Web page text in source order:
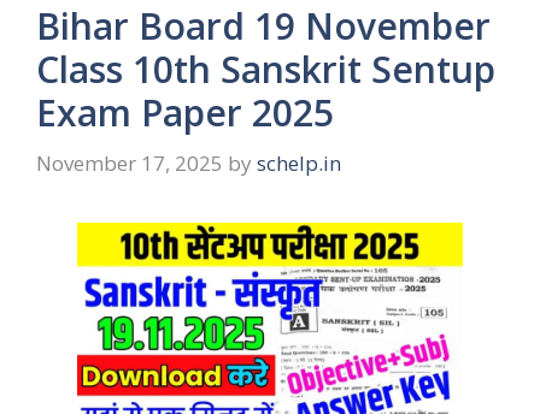
Bihar Board 19 November
Class 10th Sanskrit Sentup
Exam Paper 2025
November 17, 2025 by schelp.in